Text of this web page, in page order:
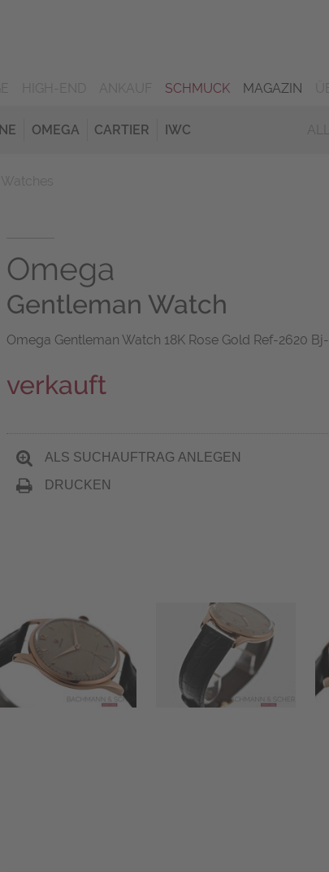
SCHMUCK MAGAZIN
OMEGA CARTIER IWC
Omega
Gentleman Watch
Omega Gentleman Watch 18K Rose Gold Ref-2620
verkauft
ALS SUCHAUFTRAG ANLEGEN
DRUCKEN